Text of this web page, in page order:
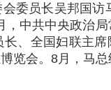
委员长吴邦国访
中共中央政治局
、全国妇联主席
览会。8月，马总